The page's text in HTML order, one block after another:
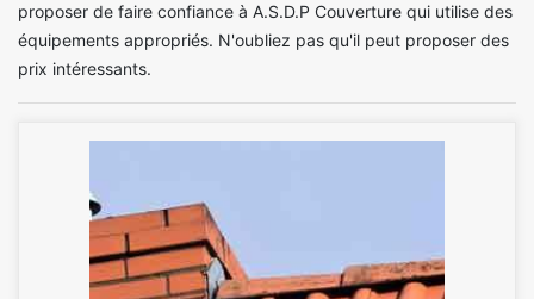
proposer de faire confiance à A.S.D.P Couverture qui utilise des
équipements appropriés. N'oubliez pas qu'il peut proposer des
prix intéressants.